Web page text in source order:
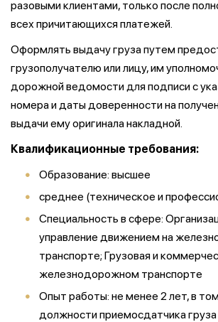
разовыми клиентами, только после
всех причитающихся платежей.
Оформлять выдачу груза путем
грузополучателю или лицу, им
дорожной ведомости для подписи с
номера и даты доверенности на
выдачи ему оригинала накладной.
Квалификационные требования:
Образование: высшее
среднее (техническое и
Специальность в сфере:
управление движением на
транспорте; Грузовая и
железнодорожном транспорте
Опыт работы: не менее 2 лет, в
должности приемосдатчика груза